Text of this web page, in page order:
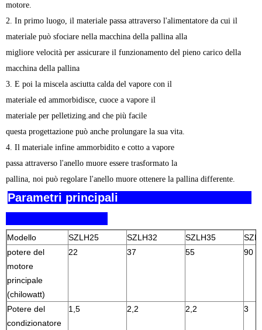
motore.
2. In primo luogo, il materiale passa attraverso l'alimentatore da cui il
materiale può sfociare nella macchina della pallina alla
migliore velocità per assicurare il funzionamento del pieno carico della
macchina della pallina
3. E poi la miscela asciutta calda del vapore con il
materiale ed ammorbidisce, cuoce a vapore il
materiale per pelletizing.and che più facile
questa progettazione può anche prolungare la sua vita.
4. Il materiale infine ammorbidito e cotto a vapore
passa attraverso l'anello muore essere trasformato la
pallina, noi può regolare l'anello muore ottenere la pallina differente.
Parametri principali
Modello SZLH25 SZLH32 SZLH35
potere del
motore
principale
(chilowatt)
22 37 55 90
Potere del
condizionatore
1,5 2,2 2,2 3